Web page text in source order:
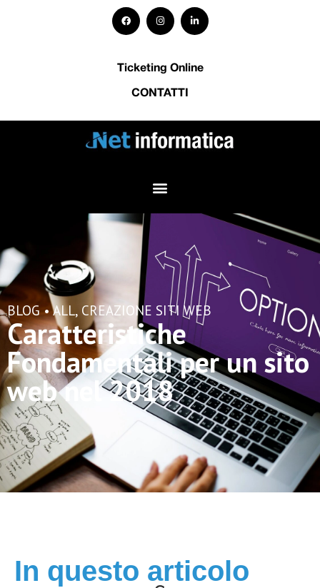
Ticketing Online
CONTATTI
BLOG •ALL, CREAZIONE SITI WEB
Caratteristiche
Fondamentali per un sito
web nel 2018
In questo articolo